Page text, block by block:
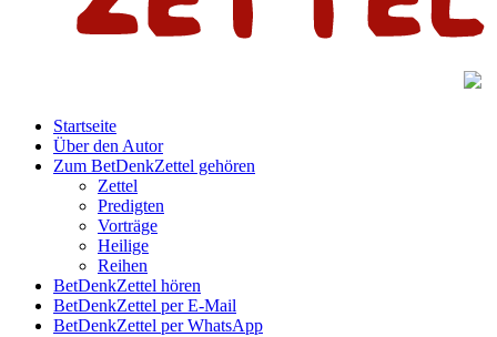
Startseite
Über den Autor
Zum BetDenkZettel gehören
Zettel
Predigten
Vorträge
Heilige
Reihen
BetDenkZettel hören
BetDenkZettel per E-Mail
BetDenkZettel per WhatsApp